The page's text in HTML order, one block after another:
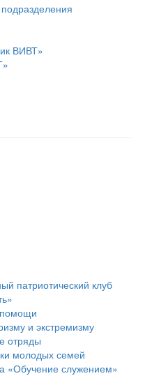
ВИВТ»
патриотический клуб
помощи
и экстремизму
отряды
молодых семей
«Обучение служением»